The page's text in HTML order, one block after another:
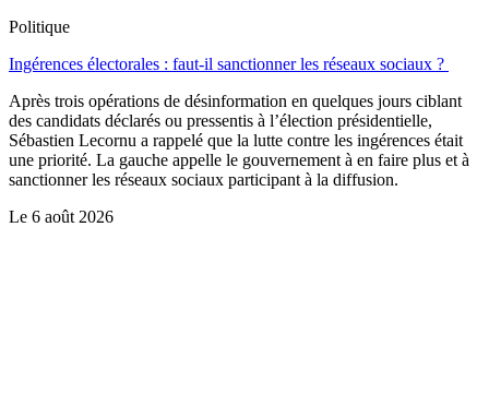
Politique
Ingérences électorales : faut-il sanctionner les réseaux sociaux ?
Après trois opérations de désinformation en quelques jours ciblant
des candidats déclarés ou pressentis à l’élection présidentielle,
Sébastien Lecornu a rappelé que la lutte contre les ingérences était
une priorité. La gauche appelle le gouvernement à en faire plus et à
sanctionner les réseaux sociaux participant à la diffusion.
Le 6 août 2026